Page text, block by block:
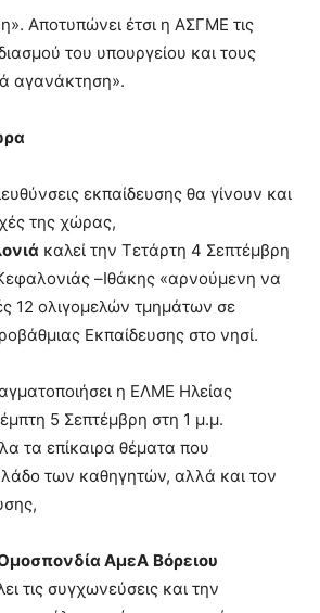
Αποτυπώνει έτσι η ΑΣΓΜΕ τις
του υπουργείου και τους
αγανάκτηση».
εκπαίδευσης θα γίνουν και
της χώρας,
καλεί την Τετάρτη 4 Σεπτέμβρη
–Ιθάκης «αρνούμενη να
12 ολιγομελών τμημάτων σε
Εκπαίδευσης στο νησί.
η ΕΛΜΕ Ηλείας
5 Σεπτέμβρη στη 1 μ.μ.
τα επίκαιρα θέματα που
των καθηγητών, αλλά και τον
ΑμεΑ Βόρειου
τις συγχωνεύσεις και την